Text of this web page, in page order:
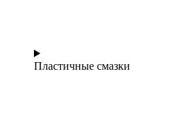
Пластичные смазки